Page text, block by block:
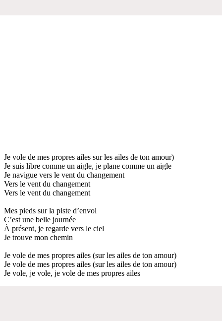
Je vole de mes propres ailes sur les ailes de ton amour)
Je suis libre comme un aigle, je plane comme un aigle
Je navigue vers le vent du changement
Vers le vent du changement
Vers le vent du changement
Mes pieds sur la piste d’envol
C’est une belle journée
À présent, je regarde vers le ciel
Je trouve mon chemin
Je vole de mes propres ailes (sur les ailes de ton amour)
Je vole de mes propres ailes (sur les ailes de ton amour)
Je vole, je vole, je vole de mes propres ailes